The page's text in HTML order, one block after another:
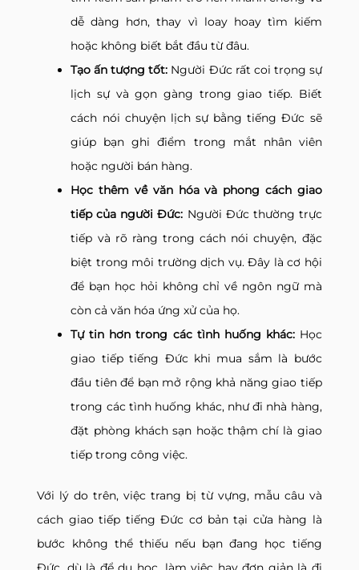
dễ dàng hơn, thay vì loay hoay tìm kiếm
hoặc không biết bắt đầu từ đâu.
Tạo ấn tượng tốt: Người Đức rất coi trọng sự
lịch sự và gọn gàng trong giao tiếp. Biết
cách nói chuyện lịch sự bằng tiếng Đức sẽ
giúp bạn ghi điểm trong mắt nhân viên
hoặc người bán hàng.
Học thêm về văn hóa và phong cách giao
tiếp của người Đức: Người Đức thường trực
tiếp và rõ ràng trong cách nói chuyện, đặc
biệt trong môi trường dịch vụ. Đây là cơ hội
để bạn học hỏi không chỉ về ngôn ngữ mà
còn cả văn hóa ứng xử của họ.
Tự tin hơn trong các tình huống khác:Học
giao tiếp tiếng Đức khi mua sắm là bước
đầu tiên để bạn mở rộng khả năng giao tiếp
trong các tình huống khác, như đi nhà hàng,
đặt phòng khách sạn hoặc thậm chí là giao
tiếp trong công việc.
Với lý do trên, việc trang bị từ vựng, mẫu câu và
cách giao tiếp tiếng Đức cơ bản tại cửa hàng là
bước không thể thiếu nếu bạn đang học tiếng